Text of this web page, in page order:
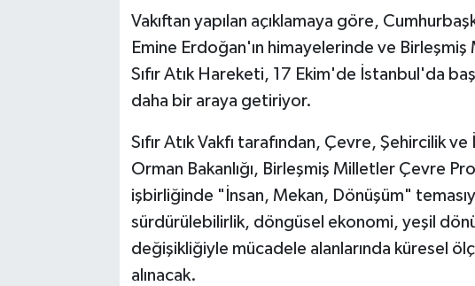
Vakıftan yapılan açıklamaya göre,
Emine Erdoğan'ın himayelerinde ve
Sıfır Atık Hareketi, 17 Ekim'de İstanbul'da
daha bir araya getiriyor.
Sıfır Atık Vakfı tarafından, Çevre, Şehircilik
Orman Bakanlığı, Birleşmiş Milletler Çevre
işbirliğinde "İnsan, Mekan, Dönüşüm"
sürdürülebilirlik, döngüsel ekonomi, yeşil
değişikliğiyle mücadele alanlarında küresel
alınacak.